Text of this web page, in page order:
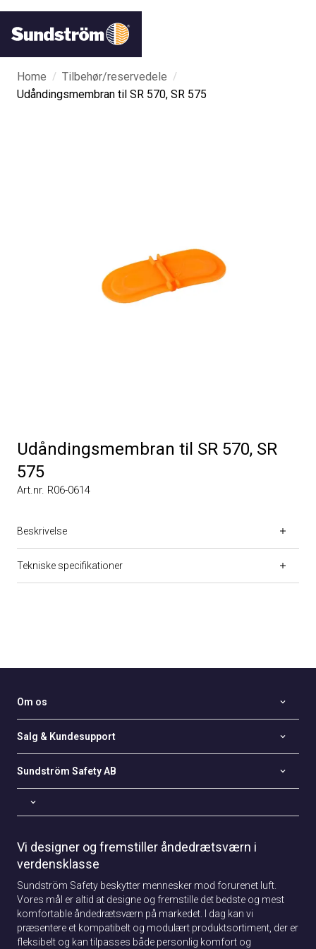
Home / Tilbehør/reservedele /
Udåndingsmembran til SR 570, SR 575
Udåndingsmembran til SR 570, SR
575
Art.nr. R06-0614
Beskrivelse
Tekniske specifikationer
Om os
Salg & Kundesupport
Sundström Safety AB
Vi designer og fremstiller åndedrætsværn i
verdensklasse
Sundström Safety beskytter mennesker mod forurenet luft.
Vores mål er altid at designe og fremstille det bedste og mest
komfortable åndedrætsværn på markedet. I dag kan vi
præsentere et kompatibelt og modulært produktsortiment, der er
fleksibelt og kan tilpasses både personlig komfort og